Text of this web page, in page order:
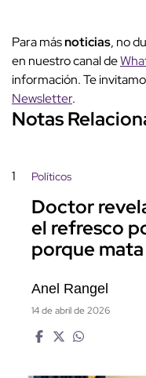
Para másnoticias, no
en nuestro canal de
información. Te
Newsletter.
Notas
1 Políticos
Doctor
el refresco
porque
Anel Rangel
14 de abril de 2026